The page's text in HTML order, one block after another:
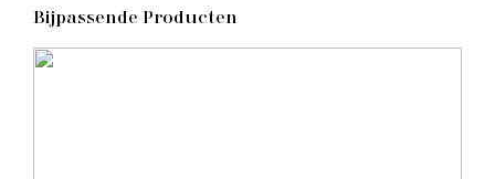
Bijpassende Producten